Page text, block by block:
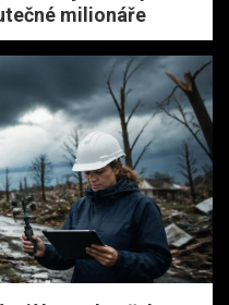
milionáře